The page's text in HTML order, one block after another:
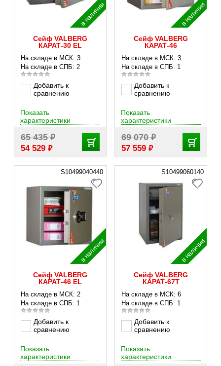
в наличии
Сейф VALBERG
КАРАТ-30 EL
На складе в МСК: 3
На складе в СПБ: 2
Добавить к
сравнению
65 435₽
54 529 ₽
Показать
характеристики
в наличии
Сейф VALBERG
КАРАТ-46
На складе в МСК: 3
На складе в СПБ: 1
Добавить к
сравнению
69 070₽
57 559 ₽
Показать
характеристики
S10499040440
в наличии
Сейф VALBERG
КАРАТ-46 EL
На складе в МСК: 2
На складе в СПБ: 1
Добавить к
сравнению
Показать
характеристики
S10499060140
в наличии
Сейф VALBERG
КАРАТ-67T
На складе в МСК: 6
На складе в СПБ: 1
Добавить к
сравнению
Показать
характеристики